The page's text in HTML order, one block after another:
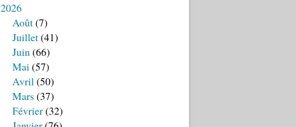
2026
Août(7)
Juillet(41)
Juin(66)
Mai(57)
Avril(50)
Mars (37)
Février(32)